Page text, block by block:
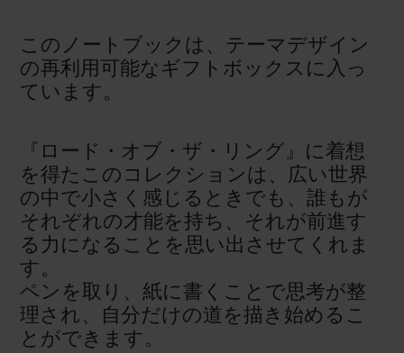
このノートブックは、テーマデザイン
の再利用可能なギフトボックスに入っ
ています。
『ロード・オブ・ザ・リング』に着想
を得たこのコレクションは、広い世界
の中で小さく感じるときでも、誰もが
それぞれの才能を持ち、それが前進す
る力になることを思い出させてくれま
す。
ペンを取り、紙に書くことで思考が整
理され、自分だけの道を描き始めるこ
とができます。